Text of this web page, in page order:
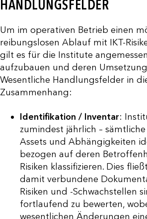
HANDLUNGSFELDER
Um im operativen Betrieb einen
reibungslosen Ablauf mit IKT-
gilt es für die Institute
aufzubauen und deren
Wesentliche Handlungsfelder in
Zusammenhang:
Identifikation / Inventar:
zumindest jährlich –
Assets und Abhängigkeiten
bezogen auf deren
Risiken klassifizieren. Dies
damit verbundene
Risiken und -Schwachstellen
fortlaufend zu bewerten,
wesentlichen Änderungen